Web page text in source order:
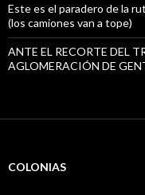
Este es el paradero de la
(los camiones van a tope)
ANTE EL RECORTE DEL
AGLOMERACIÓN DE
COLONIAS